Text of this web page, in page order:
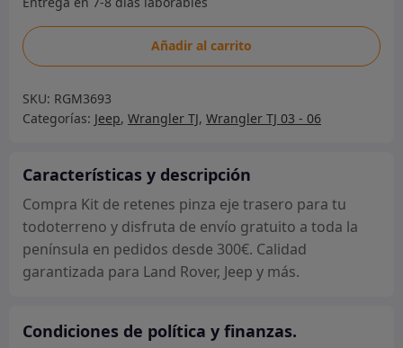
Kit
de
pinza
eje
cantidad
Añadir al carrito
SKU: RGM3693
Categorías: Jeep, Wrangler TJ, Wrangler TJ 03 - 06
Características y descripción
Compra Kit de retenes pinza eje trasero para tu
todoterreno y disfruta de envío gratuito a toda la
península en pedidos desde 300€. Calidad
garantizada para Land Rover, Jeep y más.
Condiciones de política y finanzas.